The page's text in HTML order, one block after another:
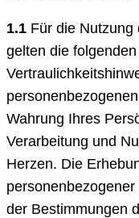
1.1 Für die Nutzung
gelten die
Wahrung Ihres
Verarbeitung und
Herzen. Die
der Bestimmungen